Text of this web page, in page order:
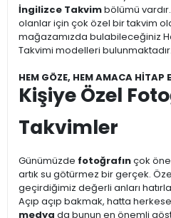
İngilizce Takvimbölümü
olanlar için çok özel bir takvim
mağazamızda bulabileceğiniz
Takvimi modelleri
HEM GÖZE, HEM AMACA HİTAP
Kişiye Özel
Takvimler
Günümüzde fotoğrafınçok
artık su götürmez bir gerçek.
geçirdiğimiz değerli anları
Açıp açıp bakmak, hatta
medya da bunun en önemli